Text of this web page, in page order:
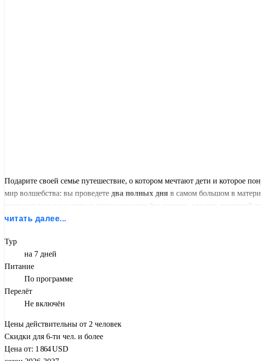
Подарите своей семье путешествие, о котором мечтают дети и которое
мир волшебства: вы проведете два полных дня в самом большом в
позволит вам насладиться аттракционами без спешки, увидеть вечерний
и чайным плантациям
читать далее...
Тур
на 7 дней
Питание
По программе
Перелёт
Не включён
Цены действительны от 2 человек
Скидки для 6-ти чел. и более
Цена от: 1 864USD